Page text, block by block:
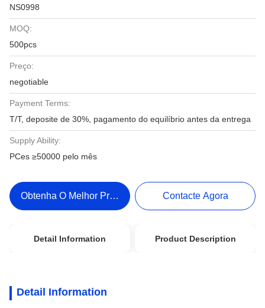
NS0998
MOQ:
500pcs
Preço:
negotiable
Payment Terms:
T/T, deposite de 30%, pagamento do equilíbrio antes da entrega
Supply Ability:
PCes ≥50000 pelo mês
Obtenha O Melhor Preço Contacte Agora
Detail Information Product Description
Detail Information